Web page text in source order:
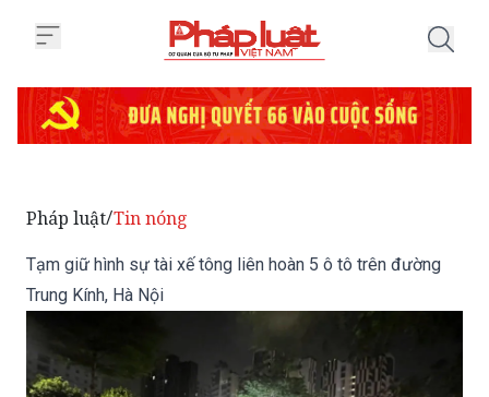
Tạm giữ hình sự tài xế tông liên hoàn 5 ô tô trên đường